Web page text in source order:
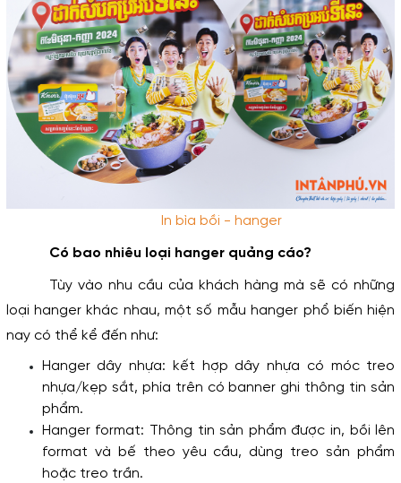
In bìa bồi - hanger
Có bao nhiêu loại hanger quảng cáo?
Tùy vào nhu cầu của khách hàng mà sẽ có những
loại hanger khác nhau, một số mẫu hanger phổ biến hiện
nay có thể kể đến như:
Hanger dây nhựa: kết hợp dây nhựa có móc treo
nhựa/kẹp sắt, phía trên có banner ghi thông tin sản
phẩm.
Hanger format: Thông tin sản phẩm được in, bồi lên
format và bế theo yêu cầu, dùng treo sản phẩm
hoặc treo trần.